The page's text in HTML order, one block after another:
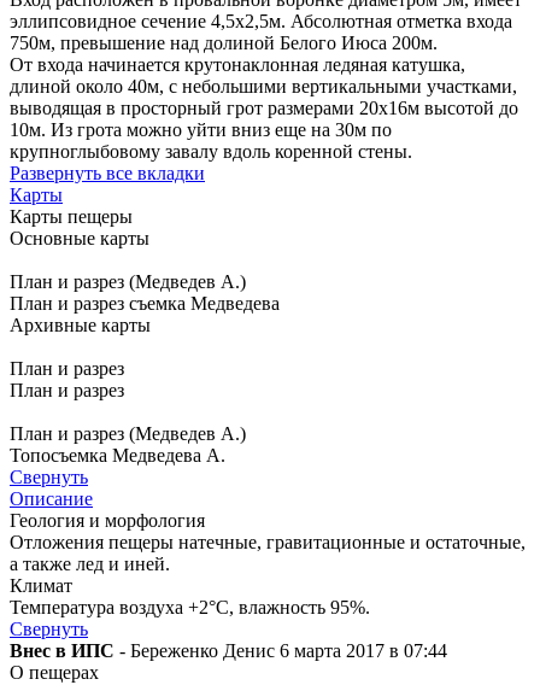
эллипсовидное сечение 4,5х2,5м. Абсолютная отметка входа
750м, превышение над долиной Белого Июса 200м.
От входа начинается крутонаклонная ледяная катушка,
длиной около 40м, с небольшими вертикальными участками,
выводящая в просторный грот размерами 20х16м высотой до
10м. Из грота можно уйти вниз еще на 30м по
крупноглыбовому завалу вдоль коренной стены.
Развернуть все вкладки
Карты
Карты пещеры
Основные карты
План и разрез (Медведев А.)
План и разрез съемка Медведева
Архивные карты
План и разрез
План и разрез
План и разрез (Медведев А.)
Топосъемка Медведева А.
Свернуть
Описание
Геология и морфология
Отложения пещеры натечные, гравитационные и остаточные,
а также лед и иней.
Климат
Температура воздуха +2°С, влажность 95%.
Свернуть
Внес в ИПС - Береженко Денис 6 марта 2017 в 07:44
О пещерах